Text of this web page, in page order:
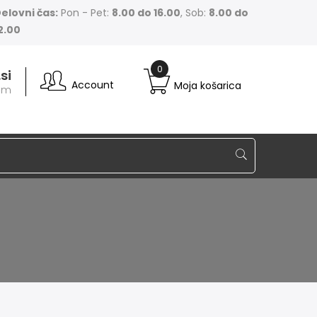
čas:Pon - Pet: 8.00 do 16.00, Sob: 8.00 do
Account Moja košarica